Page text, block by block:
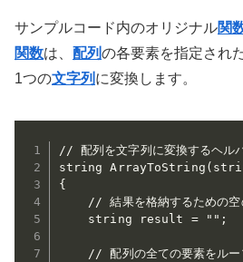
サンプルコード内のオリジナル関
関数は、 配列の各要素を指定され
1つの文字列 に変換します。
// 配列を文字列に変換するヘル
string
{
// 結果を格納するための空
    string result = "";
// 配列の全ての要素をルー